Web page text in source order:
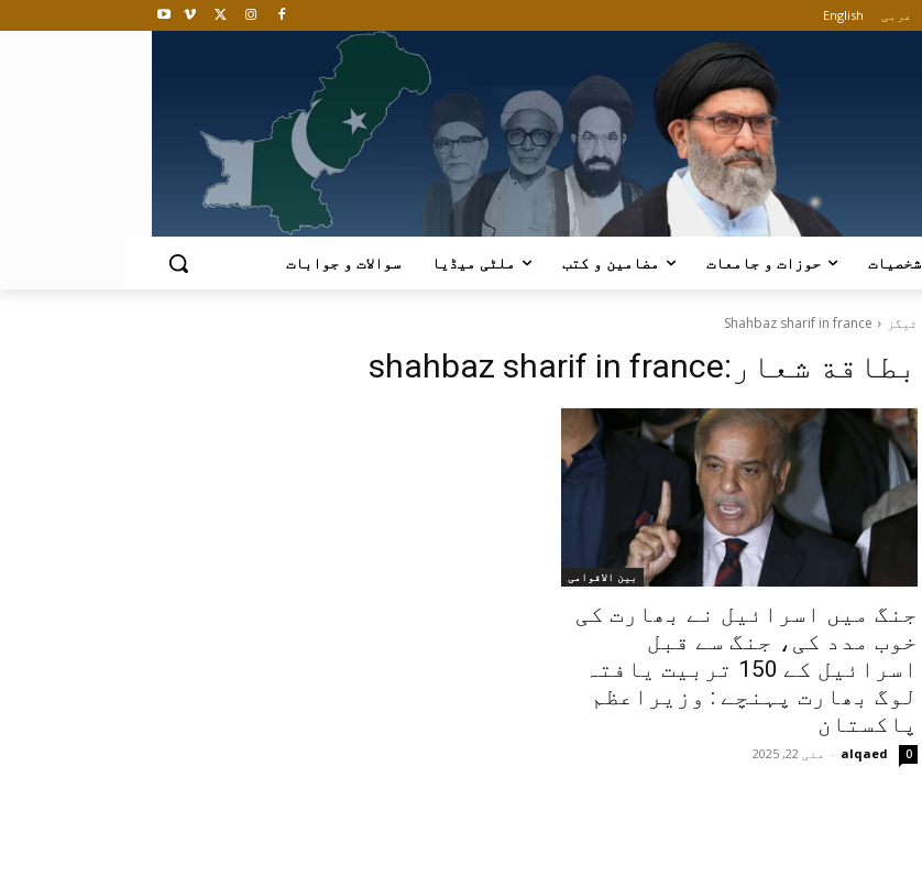
English عربی
شخصیات حوزات و جامعات مضامین و کتب ملٹی میڈیا سوالات و جوابات
ٹیگز Shahbaz sharif in france
بطاقة شعار:shahbaz sharif in france
بین الاقوامی
جنگ میں اسرائیل نے بھارت کی
خوب مدد کی، جنگ سے قبل
اسرائیل کے 150 تربیت یافتہ
لوگ بھارت پہنچے : وزیراعظم
پاکستان
alqaed
- مئی 22, 2025 0